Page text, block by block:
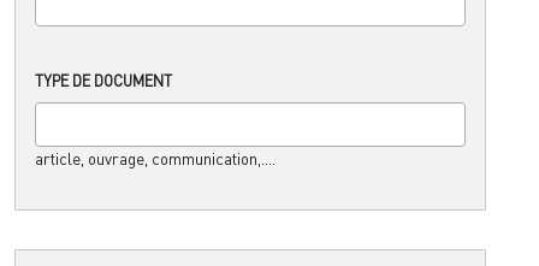
TYPE DE DOCUMENT
article, ouvrage, communication,....